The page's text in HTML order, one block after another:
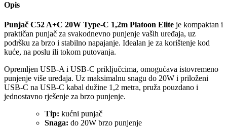
Opis
Punjač C52 A+C 20W Type-C 1,2m Platoon Elite je kompaktan i
praktičan punjač za svakodnevno punjenje vaših uređaja, uz
podršku za brzo i stabilno napajanje. Idealan je za korištenje kod
kuće, na poslu ili tokom putovanja.
Opremljen USB-A i USB-C priključcima, omogućava istovremeno
punjenje više uređaja. Uz maksimalnu snagu do 20W i priloženi
USB-C na USB-C kabal dužine 1,2 metra, pruža pouzdano i
jednostavno rješenje za brzo punjenje.
Tip: kućni punjač
Snaga: do 20W brzo punjenje